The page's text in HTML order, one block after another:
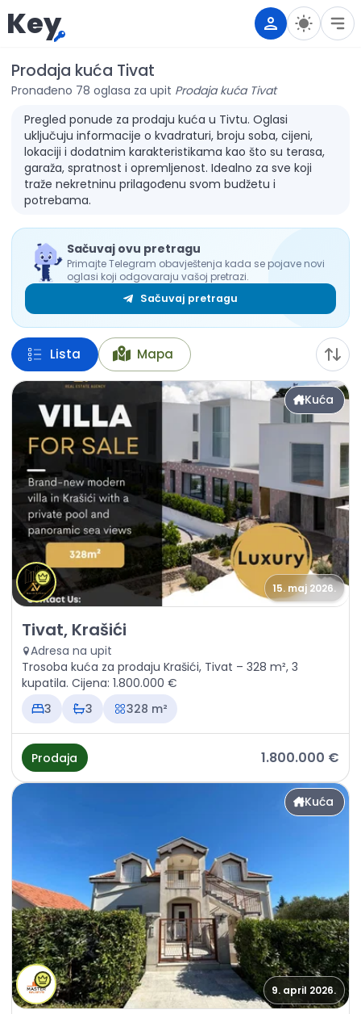
Key
Prodaja kuća Tivat
Pronađeno 78 oglasa za upit Prodaja kuća Tivat
Pregled ponude za prodaju kuća u Tivtu. Oglasi
uključuju informacije o kvadraturi, broju soba, cijeni,
lokaciji i dodatnim karakteristikama kao što su terasa,
garaža, spratnost i opremljenost. Idealno za sve koji
traže nekretninu prilagođenu svom budžetu i
potrebama.
Sačuvaj ovu pretragu
Primajte Telegram obavještenja kada se pojave novi
oglasi koji odgovaraju vašoj pretrazi.
Sačuvaj pretragu
Lista Mapa
Kuća
15. maj 2026.
Prodaja - Kuća Tivat, Krašići
Tivat, Krašići
Adresa na upit
Trosoba kuća za prodaju Krašići, Tivat – 328 m², 3
kupatila. Cijena: 1.800.000 €
3
3 328 m²
Prodaja 1.800.000 €
Kuća
9. april 2026.